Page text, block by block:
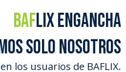
BAFLIX engancha
solo nosotros
los usuarios de BAFLIX.